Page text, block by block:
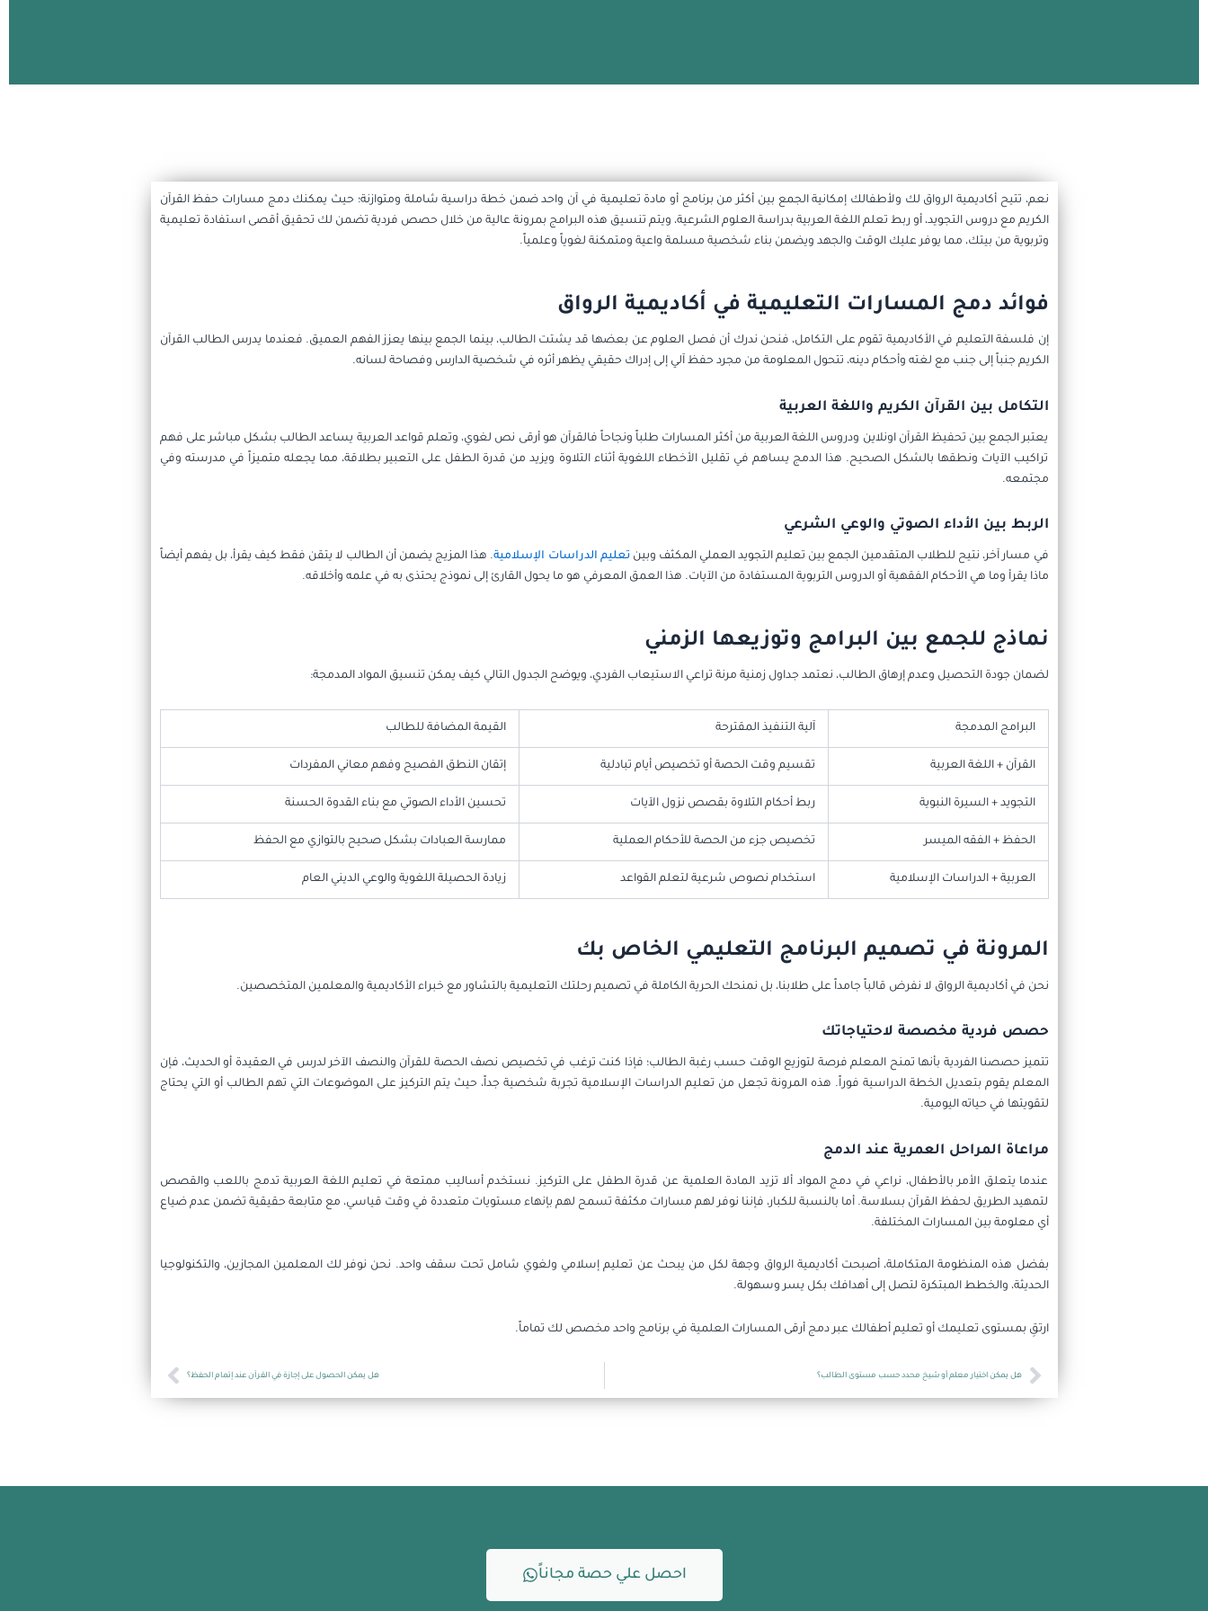
نعم، تتيح أكاديمية الرواق لك ولأطفالك إمكانية الجمع بين أكثر من برنامج أو مادة تعليمية في آن واحد ضمن خطة دراسية شاملة ومتوازنة؛ حيث يمكنك دمج مسارات حفظ القرآن
الكريم مع دروس التجويد، أو ربط تعلم اللغة العربية بدراسة العلوم الشرعية، ويتم تنسيق هذه البرامج بمرونة عالية من خلال حصص فردية تضمن لك تحقيق أقصى استفادة تعليمية
وتربوية من بيتك، مما يوفر عليك الوقت والجهد ويضمن بناء شخصية مسلمة واعية ومتمكنة لغوياً وعلمياً.
فوائد دمج المسارات التعليمية في أكاديمية الرواق
إن فلسفة التعليم في الأكاديمية تقوم على التكامل، فنحن ندرك أن فصل العلوم عن بعضها قد يشتت الطالب، بينما الجمع بينها يعزز الفهم العميق. فعندما يدرس الطالب القرآن
الكريم جنباً إلى جنب مع لغته وأحكام دينه، تتحول المعلومة من مجرد حفظ آلي إلى إدراك حقيقي يظهر أثره في شخصية الدارس وفصاحة لسانه.
التكامل بين القرآن الكريم واللغة العربية
يعتبر الجمع بين تحفيظ القرآن اونلاين ودروس اللغة العربية من أكثر المسارات طلباً ونجاحاً فالقرآن هو أرقى نص لغوي، وتعلم قواعد العربية يساعد الطالب بشكل مباشر على فهم
تراكيب الآيات ونطقها بالشكل الصحيح. هذا الدمج يساهم في تقليل الأخطاء اللغوية أثناء التلاوة ويزيد من قدرة الطفل على التعبير بطلاقة، مما يجعله متميزاً في مدرسته وفي
مجتمعه.
الربط بين الأداء الصوتي والوعي الشرعي
في مسار آخر، نتيح للطلاب المتقدمين الجمع بين تعليم التجويد العملي المكثف وبين تعليم الدراسات الإسلامية. هذا المزيج يضمن أن الطالب لا يتقن فقط كيف يقرأ، بل يفهم أيضاً
ماذا يقرأ وما هي الأحكام الفقهية أو الدروس التربوية المستفادة من الآيات. هذا العمق المعرفي هو ما يحول القارئ إلى نموذج يحتذى به في علمه وأخلاقه.
نماذج للجمع بين البرامج وتوزيعها الزمني
لضمان جودة التحصيل وعدم إرهاق الطالب، نعتمد جداول زمنية مرنة تراعي الاستيعاب الفردي، ويوضح الجدول التالي كيف يمكن تنسيق المواد المدمجة:
البرامج المدمجة آلية التنفيذ المقترحة القيمة المضافة للطالب
القرآن + اللغة العربية تقسيم وقت الحصة أو تخصيص أيام تبادلية إتقان النطق الفصيح وفهم معاني المفردات
التجويد + السيرة النبوية ربط أحكام التلاوة بقصص نزول الآيات تحسين الأداء الصوتي مع بناء القدوة الحسنة
الحفظ + الفقه الميسر تخصيص جزء من الحصة للأحكام العملية ممارسة العبادات بشكل صحيح بالتوازي مع الحفظ
العربية + الدراسات الإسلامية استخدام نصوص شرعية لتعلم القواعد زيادة الحصيلة اللغوية والوعي الديني العام
المرونة في تصميم البرنامج التعليمي الخاص بك
نحن في أكاديمية الرواق لا نفرض قالباً جامداً على طلابنا، بل نمنحك الحرية الكاملة في تصميم رحلتك التعليمية بالتشاور مع خبراء الأكاديمية والمعلمين المتخصصين.
حصص فردية مخصصة لاحتياجاتك
تتميز حصصنا الفردية بأنها تمنح المعلم فرصة لتوزيع الوقت حسب رغبة الطالب؛ فإذا كنت ترغب في تخصيص نصف الحصة للقرآن والنصف الآخر لدرس في العقيدة أو الحديث، فإن
المعلم يقوم بتعديل الخطة الدراسية فوراً. هذه المرونة تجعل من تعليم الدراسات الإسلامية تجربة شخصية جداً، حيث يتم التركيز على الموضوعات التي تهم الطالب أو التي يحتاج
لتقويتها في حياته اليومية.
مراعاة المراحل العمرية عند الدمج
عندما يتعلق الأمر بالأطفال، نراعي في دمج المواد ألا تزيد المادة العلمية عن قدرة الطفل على التركيز. نستخدم أساليب ممتعة في تعليم اللغة العربية تدمج باللعب والقصص
لتمهيد الطريق لحفظ القرآن بسلاسة. أما بالنسبة للكبار، فإننا نوفر لهم مسارات مكثفة تسمح لهم بإنهاء مستويات متعددة في وقت قياسي، مع متابعة حقيقية تضمن عدم ضياع
أي معلومة بين المسارات المختلفة.
بفضل هذه المنظومة المتكاملة، أصبحت أكاديمية الرواق وجهة لكل من يبحث عن تعليم إسلامي ولغوي شامل تحت سقف واحد. نحن نوفر لك المعلمين المجازين، والتكنولوجيا
الحديثة، والخطط المبتكرة لتصل إلى أهدافك بكل يسر وسهولة.
ارتقِ بمستوى تعليمك أو تعليم أطفالك عبر دمج أرقى المسارات العلمية في برنامج واحد مخصص لك تماماً.
Prev
هل يمكن اختيار معلم أو شيخ محدد حسب مستوى الطالب؟ هل يمكن الحصول على إجازة في القرآن عند إتمام الحفظ؟Next
احصل علي حصة مجاناً